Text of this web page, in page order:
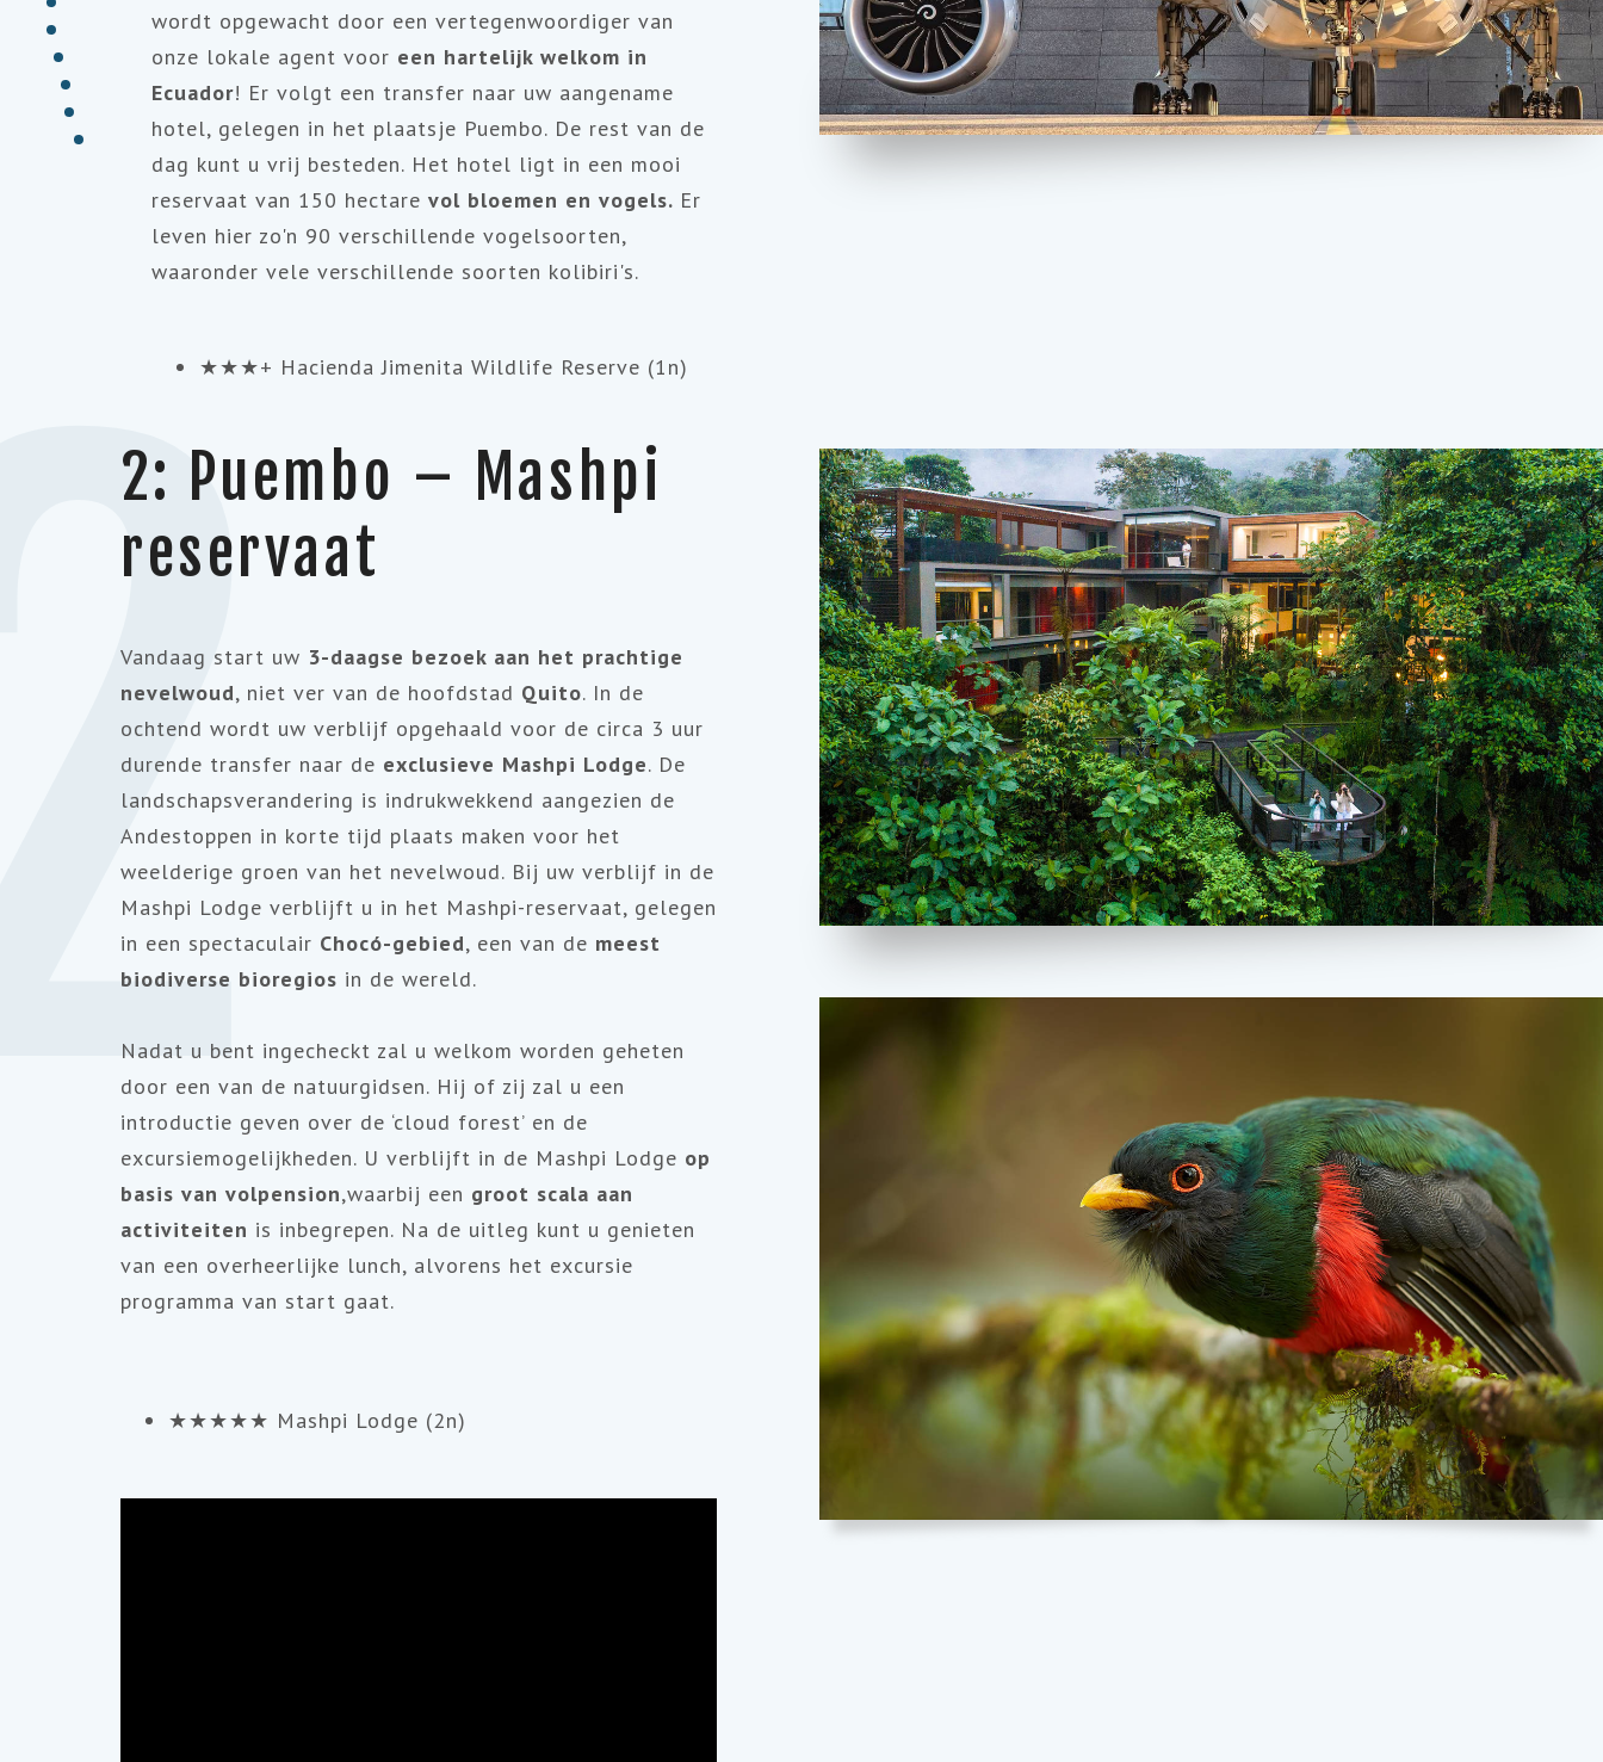
wordt opgewacht door een vertegenwoordiger van
onze lokale agent voor een hartelijk welkom in
Ecuador! Er volgt een transfer naar uw aangename
hotel, gelegen in het plaatsje Puembo. De rest van de
dag kunt u vrij besteden. Het hotel ligt in een mooi
reservaat van 150 hectare vol bloemen en vogels. Er
leven hier zo'n 90 verschillende vogelsoorten,
waaronder vele verschillende soorten kolibiri's.
★★★+ Hacienda Jimenita Wildlife Reserve (1n)
2: Puembo – Mashpi
reservaat
Vandaag start uw 3-daagse bezoek aan het prachtige
nevelwoud, niet ver van de hoofdstad Quito. In de
ochtend wordt uw verblijf opgehaald voor de circa 3 uur
durende transfer naar de exclusieve Mashpi Lodge. De
landschapsverandering is indrukwekkend aangezien de
Andestoppen in korte tijd plaats maken voor het
weelderige groen van het nevelwoud. Bij uw verblijf in de
Mashpi Lodge verblijft u in het Mashpi-reservaat, gelegen
in een spectaculair Chocó-gebied, een van de meest
biodiverse bioregios in de wereld.
Nadat u bent ingecheckt zal u welkom worden geheten
door een van de natuurgidsen. Hij of zij zal u een
introductie geven over de ‘cloud forest’ en de
excursiemogelijkheden. U verblijft in de Mashpi Lodge op
basis van volpension,waarbij een groot scala aan
activiteiten is inbegrepen. Na de uitleg kunt u genieten
van een overheerlijke lunch, alvorens het excursie
programma van start gaat.
★★★★★ Mashpi Lodge (2n)